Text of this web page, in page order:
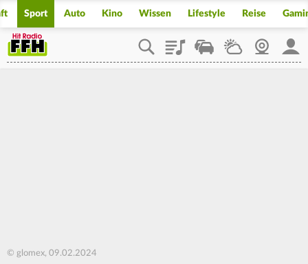
Sport Auto Kino Wissen Lifestyle Reise
PlaylistStaupilotWetterWebcam
© glomex, 09.02.2024